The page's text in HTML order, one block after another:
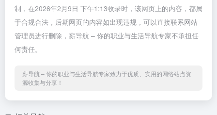
制，在2026年2月9日 下午1:13收录时，该网页上的内容，都属
于合规合法，后期网页的内容如出现违规，可以直接联系网站
管理员进行删除，薪导航 – 你的职业与生活导航专家不承担任
何责任。
薪导航 – 你的职业与生活导航专家致力于优质、实用的网络站点资
源收集与分享！